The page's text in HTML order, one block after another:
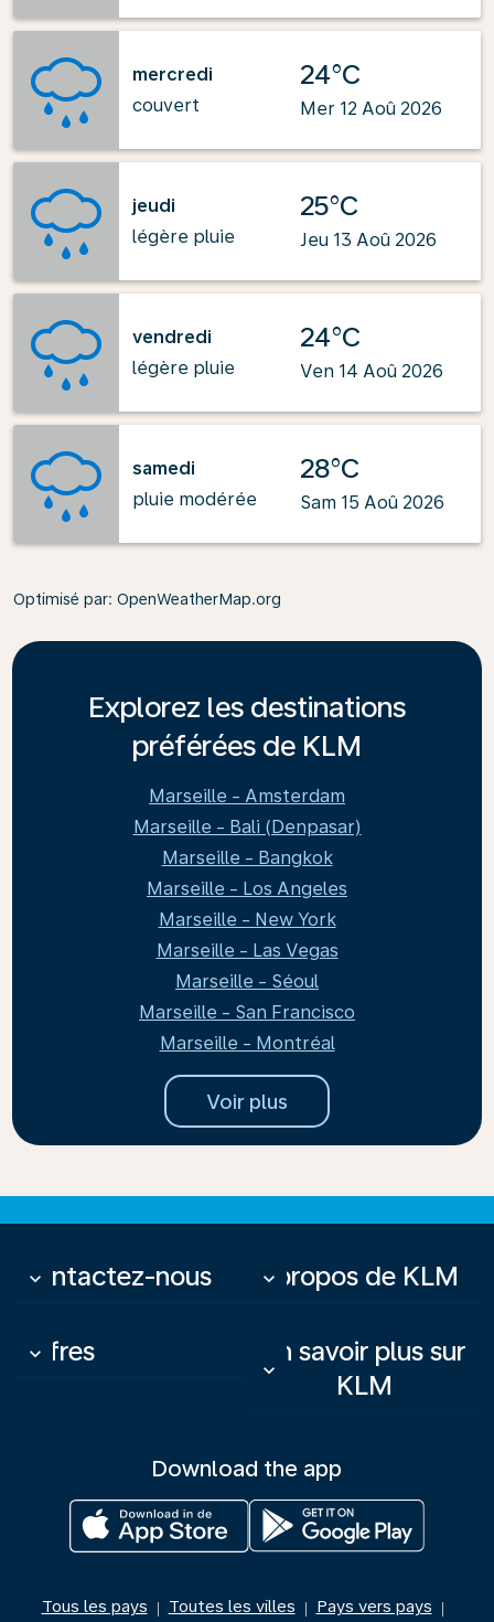
mercredi
couvert
24°C
Mer 12 Aoû 2026
jeudi
légère pluie
25°C
Jeu 13 Aoû 2026
vendredi
légère pluie
24°C
Ven 14 Aoû 2026
samedi
pluie modérée
28°C
Sam 15 Aoû 2026
Optimisé par: OpenWeatherMap.org
Explorez les destinations
préférées de KLM
Marseille - Amsterdam
Marseille - Bali (Denpasar)
Marseille - Bangkok
Marseille - Los Angeles
Marseille - New York
Marseille - Las Vegas
Marseille - Séoul
Marseille - San Francisco
Marseille - Montréal
Voir plus
Contactez-nous
keyboard_arrow_down À propos de KLM
keyboard_arrow_down
Offres
keyboard_arrow_down
En savoir plus sur
KLM
keyboard_arrow_down
Download the app
Tous les pays | Toutes les villes | Pays vers pays |